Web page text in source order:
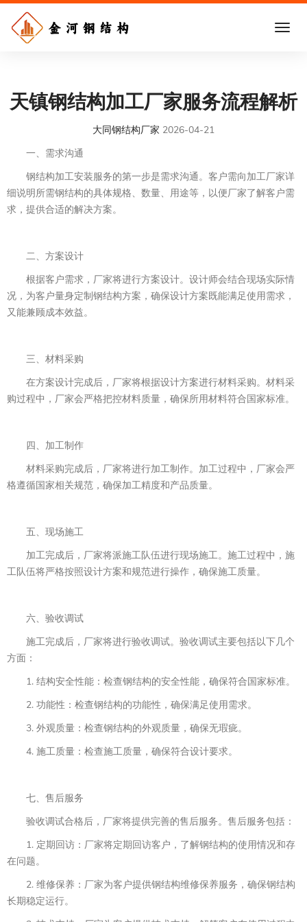
天镇钢结构加工厂家服务流程解析
大同钢结构厂家 2026-04-21
一、需求沟通
钢结构加工安装服务的第一步是需求沟通。客户需向加工厂家详
细说明所需钢结构的具体规格、数量、用途等，以便厂家了解客户需
求，提供合适的解决方案。
二、方案设计
根据客户需求，厂家将进行方案设计。设计师会结合现场实际情
况，为客户量身定制钢结构方案，确保设计方案既能满足使用需求，
又能兼顾成本效益。
三、材料采购
在方案设计完成后，厂家将根据设计方案进行材料采购。材料采
购过程中，厂家会严格把控材料质量，确保所用材料符合国家标准。
四、加工制作
材料采购完成后，厂家将进行加工制作。加工过程中，厂家会严
格遵循国家相关规范，确保加工精度和产品质量。
五、现场施工
加工完成后，厂家将派施工队伍进行现场施工。施工过程中，施
工队伍将严格按照设计方案和规范进行操作，确保施工质量。
六、验收调试
施工完成后，厂家将进行验收调试。验收调试主要包括以下几个
方面：
1. 结构安全性能：检查钢结构的安全性能，确保符合国家标准。
2. 功能性：检查钢结构的功能性，确保满足使用需求。
3. 外观质量：检查钢结构的外观质量，确保无瑕疵。
4. 施工质量：检查施工质量，确保符合设计要求。
七、售后服务
验收调试合格后，厂家将提供完善的售后服务。售后服务包括：
1. 定期回访：厂家将定期回访客户，了解钢结构的使用情况和存
在问题。
2. 维修保养：厂家为客户提供钢结构维修保养服务，确保钢结构
长期稳定运行。